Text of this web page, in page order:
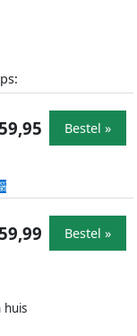
59,95 Bestel »
huis
59,99 Bestel »